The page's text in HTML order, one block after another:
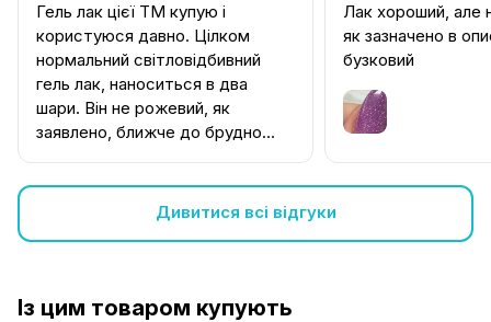
Гель лак цієї ТМ купую і
користуюся давно. Цілком
нормальний світловідбивний
гель лак, наноситься в два
шари. Він не рожевий, як
заявлено, ближче до брудно
має чудовий вигляд.
Лак хороший, але
як зазначено в
бузковий
Дивитися всі відгуки
Із цим товаром купують